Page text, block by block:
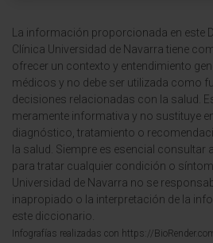
La información proporcionada en este
Clínica Universidad de Navarra tiene
ofrecer un contexto y entendimiento
médicos y no debe ser utilizada como
decisiones relacionadas con la salud.
meramente informativa y no sustituye
diagnóstico, tratamiento o
la salud. Siempre es esencial consultar
para tratar cualquier condición o
Universidad de Navarra no se
inapropiado o la interpretación de la
este diccionario.
Infografías realizadas con https://